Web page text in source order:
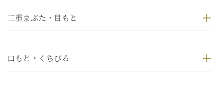
二重まぶた・目もと
口もと・くちびる